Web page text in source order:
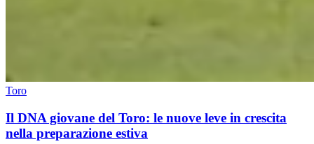
Toro
Il DNA giovane del Toro: le nuove leve in crescita
nella preparazione estiva